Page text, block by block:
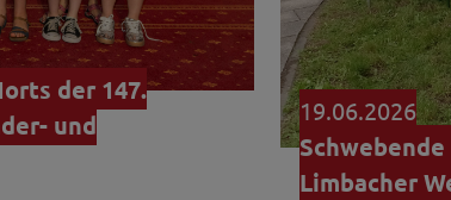
der 147.
und
19.06.2026
Limbacher